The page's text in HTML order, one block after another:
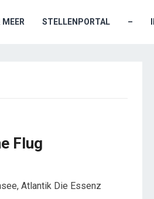
MEER STELLENPORTAL –
Flug
Atlantik Die Essenz